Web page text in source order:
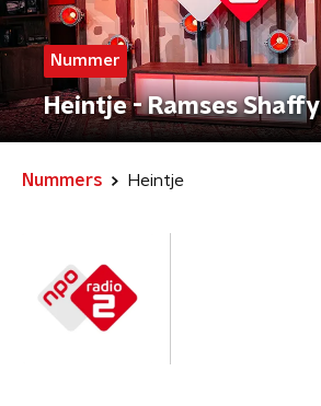
Nummer
Heintje - Ramses Shaffy
Nummers Heintje